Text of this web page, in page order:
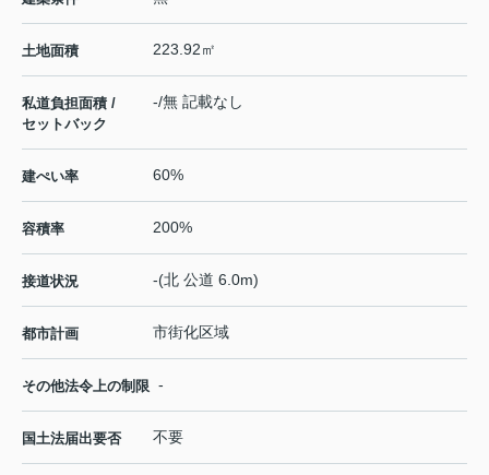
土地面積 223.92㎡
私道負担面積 /
セットバック
-/無 記載なし
建ぺい率 60%
容積率 200%
接道状況 -(北 公道 6.0m)
都市計画 市街化区域
その他法令上の制限 -
国土法届出要否 不要